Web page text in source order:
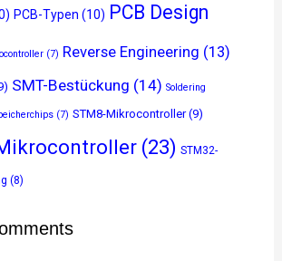
PCB-Typen (10) PCB Design
(7) Reverse Engineering (13)
SMT-Bestückung (14) Soldering
(7) STM8-Mikrocontroller(9)
(23) STM32-
(8)